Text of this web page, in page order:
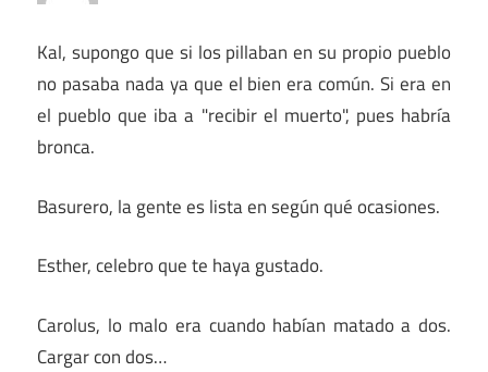
Kal, supongo que si los pillaban en su propio pueblo
no pasaba nada ya que el bien era común. Si era en
el pueblo que iba a "recibir el muerto", pues habría
bronca.
Basurero, la gente es lista en según qué ocasiones.
Esther, celebro que te haya gustado.
Carolus, lo malo era cuando habían matado a dos.
Cargar con dos…